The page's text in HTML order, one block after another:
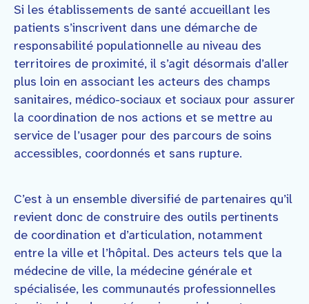
Si les établissements de santé accueillant les
patients s’inscrivent dans une démarche de
responsabilité populationnelle au niveau des
territoires de proximité, il s’agit désormais d’aller
plus loin en associant les acteurs des champs
sanitaires, médico-sociaux et sociaux pour assurer
la coordination de nos actions et se mettre au
service de l’usager pour des parcours de soins
accessibles, coordonnés et sans rupture.
C’est à un ensemble diversifié de partenaires qu’il
revient donc de construire des outils pertinents
de coordination et d’articulation, notamment
entre la ville et l’hôpital. Des acteurs tels que la
médecine de ville, la médecine générale et
spécialisée, les communautés professionnelles